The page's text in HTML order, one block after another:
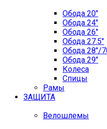
Обода 20"
Обода 24"
Обода 26"
Обода 27.5"
Обода 28"/
Обода 29"
Колеса
Спицы
Рамы
ЗАЩИТА
Велошлемы